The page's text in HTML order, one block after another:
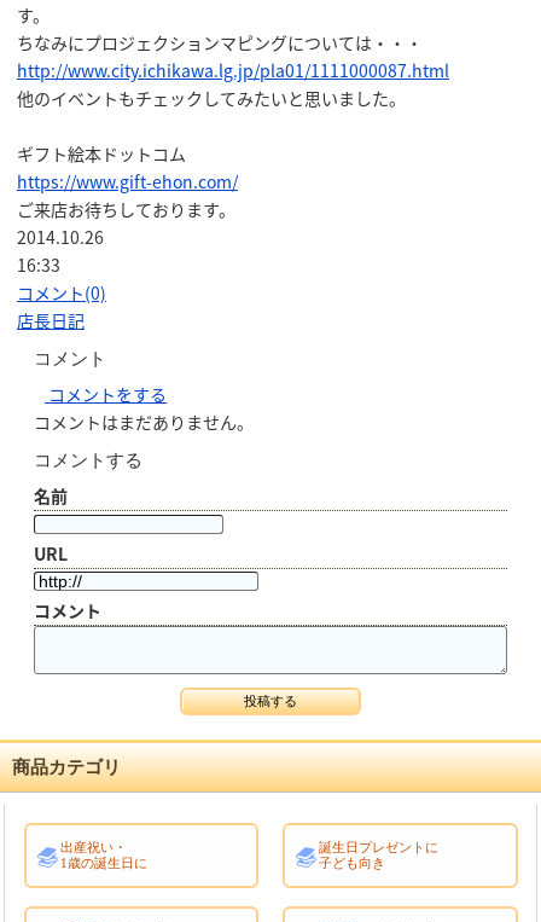
す。
ちなみにプロジェクションマピングについては・・・
http://www.city.ichikawa.lg.jp/pla01/1111000087.html
他のイベントもチェックしてみたいと思いました。
ギフト絵本ドットコム
https://www.gift-ehon.com/
ご来店お待ちしております。
2014.10.26
16:33
コメント(0)
店長日記
コメント
コメントをする
コメントはまだありません。
コメントする
名前
URL
コメント
商品カテゴリ
出産祝い・
1歳の誕生日に
誕生日プレゼントに
子ども向き